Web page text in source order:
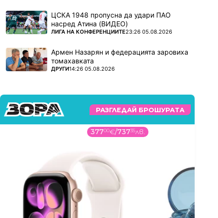
ЦСКА 1948 пропусна да удари ПАО
насред Атина (ВИДЕО)
ПОВЕЧЕ ОТ
ЛИГА НА КОНФЕРЕНЦИИТЕ23:26 05.08.2026
Армен Назарян и федерацията заровиха
томахавката
ПОВЕЧЕ ОТ
ДРУГИ14:26 05.08.2026
РАЗГЛЕДАЙ БРОШУРАТА
37700€/73735лв.